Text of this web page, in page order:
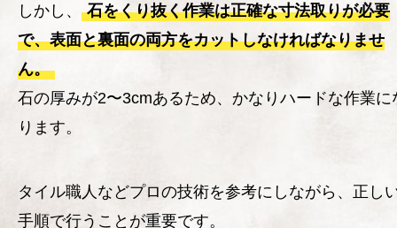
しかし、
石をくり抜く作業は正確な寸法取りが必要
で、表面と裏面の両方をカットしなければなりませ
ん。
石の厚みが2〜3cmあるため、かなりハードな作業に
ります。
タイル職人などプロの技術を参考にしながら、正し
手順で行うことが重要です。